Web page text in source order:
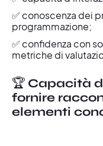
✅ conoscenza dei
programmazione;
✅ confidenza con
metriche di
🏆 Capacità
fornire
elementi